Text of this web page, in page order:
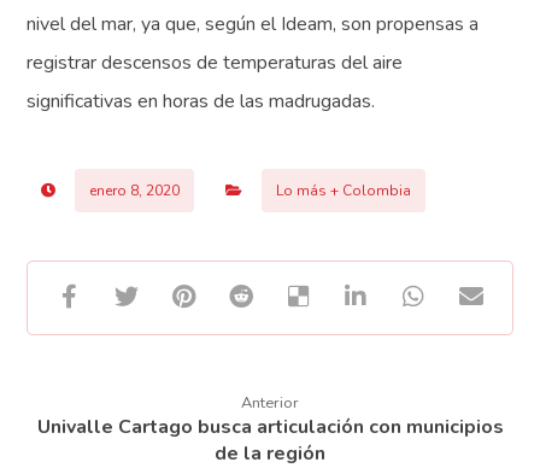
nivel del mar, ya que, según el Ideam, son propensas a
registrar descensos de temperaturas del aire
significativas en horas de las madrugadas.
enero 8, 2020 Lo más + Colombia
Anterior
Univalle Cartago busca articulación con municipios
de la región